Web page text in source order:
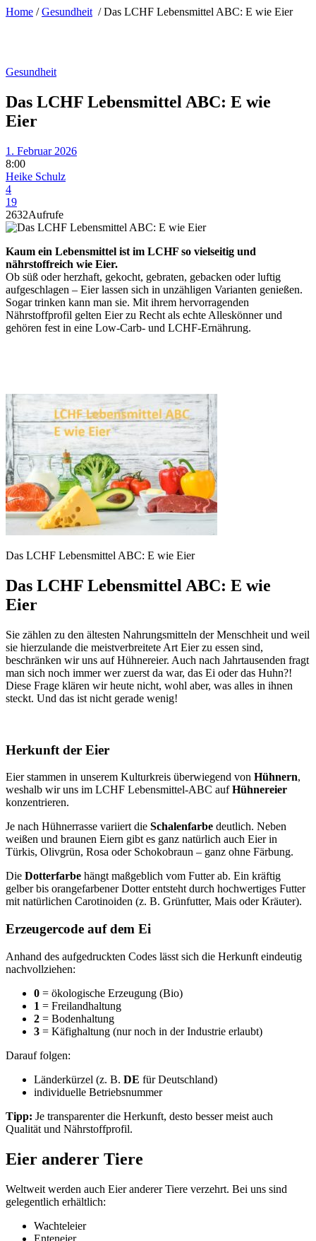
Home /Gesundheit /Das LCHF Lebensmittel ABC: E wie Eier
Gesundheit
Das LCHF Lebensmittel ABC: E wie
Eier
1. Februar 2026
8:00
Heike Schulz
4
19
2632Aufrufe
Kaum ein Lebensmittel ist im LCHF so vielseitig und
nährstoffreich wie Eier.
Ob süß oder herzhaft, gekocht, gebraten, gebacken oder luftig
aufgeschlagen – Eier lassen sich in unzähligen Varianten genießen.
Sogar trinken kann man sie. Mit ihrem hervorragenden
Nährstoffprofil gelten Eier zu Recht als echte Alleskönner und
gehören fest in eine Low-Carb- und LCHF-Ernährung.
Das LCHF Lebensmittel ABC: E wie Eier
Das LCHF Lebensmittel ABC: E wie
Eier
Sie zählen zu den ältesten Nahrungsmitteln der Menschheit und weil
sie hierzulande die meistverbreitete Art Eier zu essen sind,
beschränken wir uns auf Hühnereier. Auch nach Jahrtausenden fragt
man sich noch immer wer zuerst da war, das Ei oder das Huhn?!
Diese Frage klären wir heute nicht, wohl aber, was alles in ihnen
steckt. Und das ist nicht gerade wenig!
Herkunft der Eier
Eier stammen in unserem Kulturkreis überwiegend von Hühnern,
weshalb wir uns im LCHF Lebensmittel-ABC aufHühnereier
konzentrieren.
Je nach Hühnerrasse variiert die Schalenfarbe deutlich. Neben
weißen und braunen Eiern gibt es ganz natürlich auch Eier in
Türkis, Olivgrün, Rosa oder Schokobraun – ganz ohne Färbung.
Die Dotterfarbe hängt maßgeblich vom Futter ab. Ein kräftig
gelber bis orangefarbener Dotter entsteht durch hochwertiges Futter
mit natürlichen Carotinoiden (z. B. Grünfutter, Mais oder Kräuter).
Erzeugercode auf dem Ei
Anhand des aufgedruckten Codes lässt sich die Herkunft eindeutig
nachvollziehen:
0 = ökologische Erzeugung (Bio)
1 = Freilandhaltung
2 = Bodenhaltung
3 = Käfighaltung (nur noch in der Industrie erlaubt)
Darauf folgen:
Länderkürzel (z. B. DE für Deutschland)
individuelle Betriebsnummer
Tipp: Je transparenter die Herkunft, desto besser meist auch
Qualität und Nährstoffprofil.
Eier anderer Tiere
Weltweit werden auch Eier anderer Tiere verzehrt. Bei uns sind
gelegentlich erhältlich:
Wachteleier
Enteneier